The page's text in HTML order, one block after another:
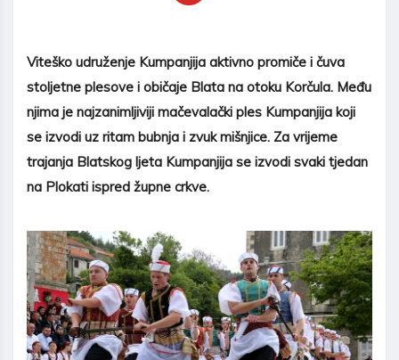
Viteško udruženje Kumpanjija aktivno promiče i čuva
stoljetne plesove i običaje Blata na otoku Korčula. Među
njima je najzanimljiviji mačevalački ples Kumpanjija koji
se izvodi uz ritam bubnja i zvuk mišnjice. Za vrijeme
trajanja Blatskog ljeta Kumpanjija se izvodi svaki tjedan
na Plokati ispred župne crkve.